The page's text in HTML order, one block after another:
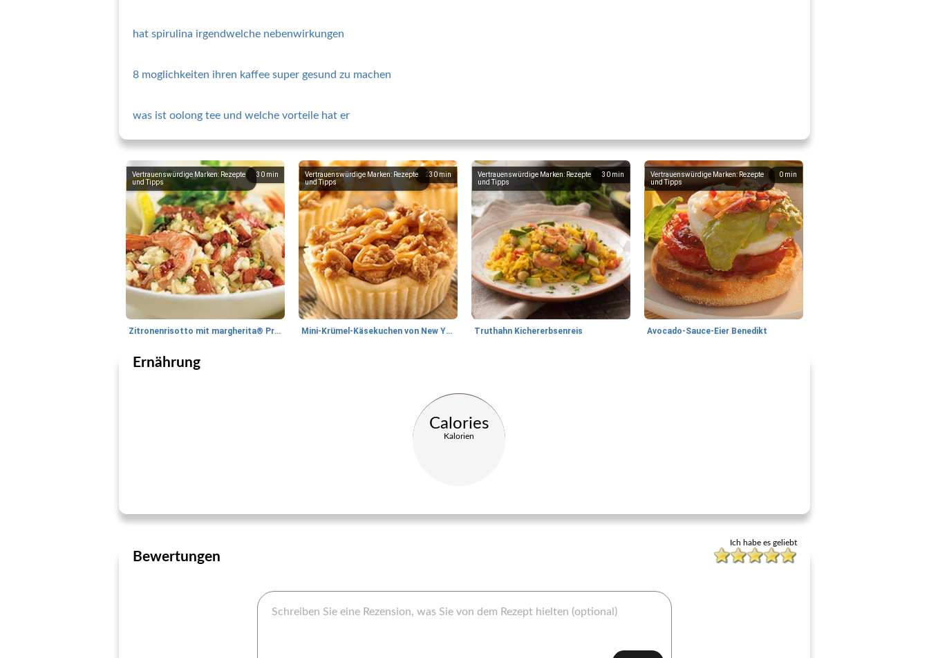
hat spirulina irgendwelche nebenwirkungen
8 moglichkeiten ihren kaffee super gesund zu machen
was ist oolong tee und welche vorteile hat er
30 min
Vertrauenswürdige Marken: Rezepte
und Tipps
Zitronenrisotto mit margherita® Prosciutto und Garnelen
230min
Vertrauenswürdige Marken: Rezepte
und Tipps
Mini-Krümel-Käsekuchen von New York
30 min
Vertrauenswürdige Marken: Rezepte
und Tipps
Truthahn Kichererbsenreis
0 min
Vertrauenswürdige Marken: Rezepte
und Tipps
Avocado-Sauce-Eier Benedikt
Ernährung
Calories
Kalorien
Ich habe es geliebt
Bewertungen